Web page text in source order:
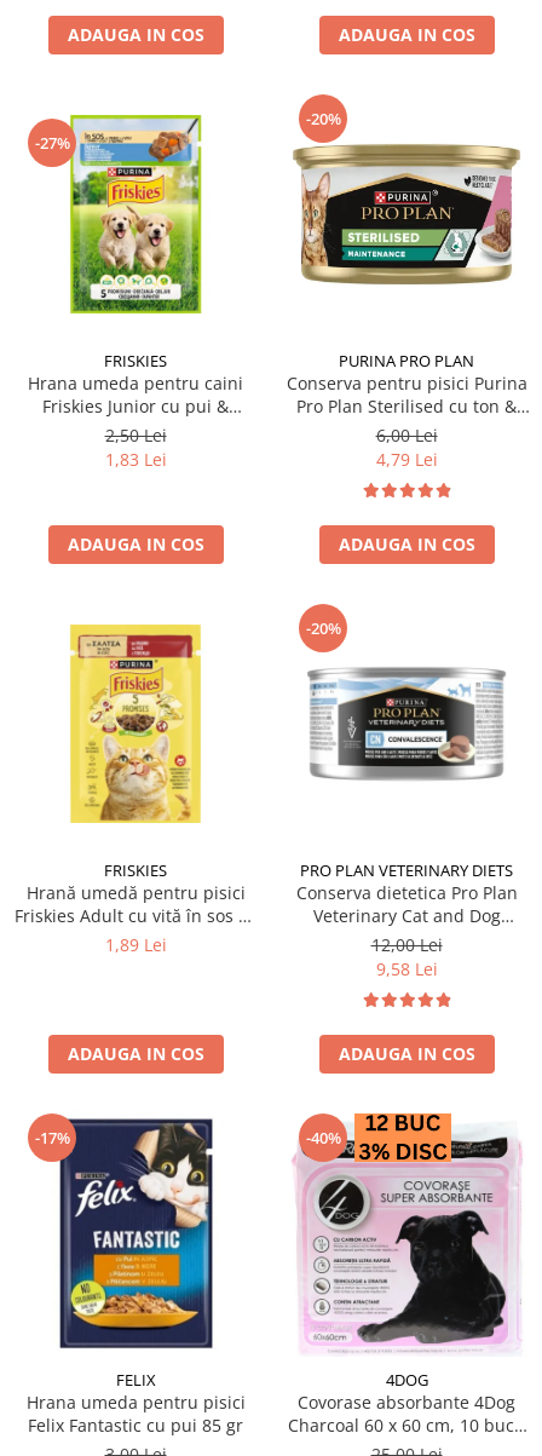
ADAUGA IN COS ADAUGA IN COS
-27%
FRISKIES
Hrana umeda pentru caini
Friskies Junior cu pui &
mazare 85 gr
2,50 Lei
1,83 Lei
ADAUGA IN COS
-20%
PURINA PRO PLAN
Conserva pentru pisici Purina
Pro Plan Sterilised cu ton &
somon 85 gr
6,00 Lei
4,79 Lei
ADAUGA IN COS
FRISKIES
Hrană umedă pentru pisici
Friskies Adult cu vită în sos 85
gr
1,89 Lei
ADAUGA IN COS
-20%
PRO PLAN VETERINARY DIETS
Conserva dietetica Pro Plan
Veterinary Cat and Dog
Convalescence 195 gr
12,00 Lei
9,58 Lei
ADAUGA IN COS
-17%
FELIX
Hrana umeda pentru pisici
Felix Fantastic cu pui 85 gr
-40%
4DOG
Covorase absorbante 4Dog
Charcoal 60 x 60 cm, 10 buc /
pachet